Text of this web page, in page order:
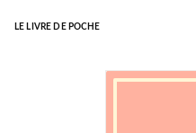
LE LIVRE DE POCHE